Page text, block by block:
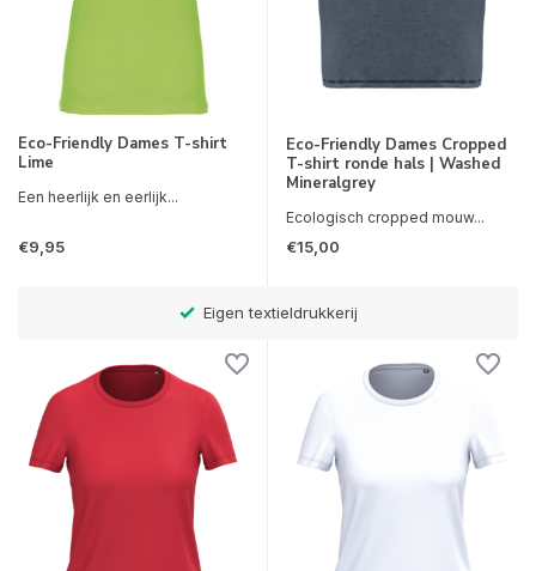
Eco-Friendly Dames T-shirt
Lime
Een heerlijk en eerlijk...
€9,95
Eco-Friendly Dames Cropped
T-shirt ronde hals | Washed
Mineralgrey
Ecologisch cropped mouw...
€15,00
Gratis verzending v.a. € 75,-